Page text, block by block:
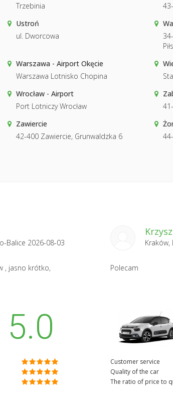
Trzebinia
Ustroń
ul. Dworcowa
Warszawa - Airport Okęcie
Warszawa Lotnisko Chopina
Wrocław - Airport
Port Lotniczy Wrocław
Zawiercie
42-400 Zawiercie, Grunwaldzka 6
Balice 2026-08-03
, jasno krótko,
5.0
Polecam
Customer service
Quality of the car
The ratio of price to